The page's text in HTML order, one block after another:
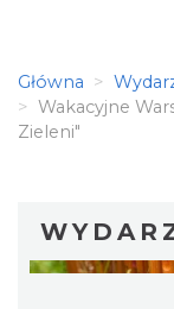
Główna
Wakacyjne
Zieleni"